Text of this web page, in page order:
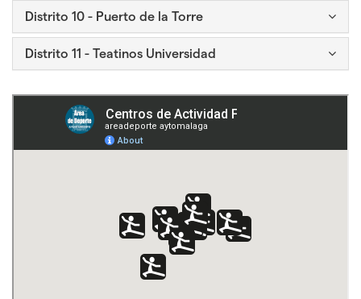
el
bloque
plegar
y
desplegar
el
bloque
Distrito 10 - Puerto de la TorreIcono
para
plegar
y
el
bloque
Distrito 11 - Teatinos Universidad
para
y
desplegar